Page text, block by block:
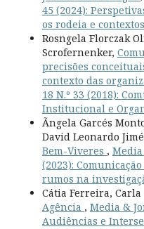
45 (2024):
os rodeia e
Rosngela Florczak
Scrofernenker,
precisões
contexto das
18 N.º 33 (2018):
Institucional e
Ãngela Garcés
David Leonardo
Bem-Viveres , Media
(2023):
rumos na
Cátia Ferreira, Carla
Agência , Media &
Audiências e